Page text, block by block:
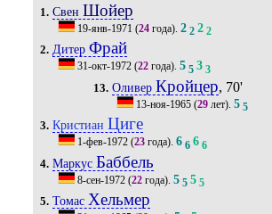
1. Свен Шойер
19-янв-1971 (24года). 2 2 2 2
2. Дитер Фрай
31-окт-1972(22года). 5 5 3 3
13. Оливер Кройцер, 70'
13-ноя-1965 (29 лет).5 5
3. Кристиан Циге
1-фев-1972(23года). 6 6 6 6
4. Маркус Баббель
8-сен-1972(22года). 5 5 5 5
5. Томас Хельмер